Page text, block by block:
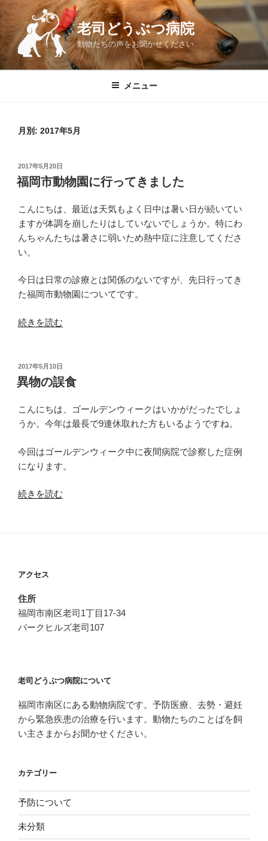
ン
テ
老司どうぶつ病院
動物たちの声をお聞かせください
メニュー
月別: 2017年5月
投
稿
日:
2017年5月20日
福岡市動物園に行ってきました
こんにちは、最近は天気もよく日中は暑い日が続いてい
ますが体調を崩したりはしていないでしょうか。特にわ
んちゃんたちは暑さに弱いため熱中症に注意してくださ
い。
今日は日常の診療とは関係のないですが、先日行ってき
た福岡市動物園についてです。
“福
動
物
に
行
て
き
し
続きを読む
投
稿
日:
2017年5月10日
異物の誤食
こんにちは、ゴールデンウィークはいかがだったでしょ
うか。今年は最長で9連休取れた方もいるようですね。
今回はゴールデンウィーク中に夜間病院で診察した症例
になります。
“異
続きを読む
アクセス
住所
福岡市南区老司1丁目17-34
パークヒルズ老司107
老司どうぶつ病院について
福岡市南区にある動物病院です。予防医療、去勢・避妊
から緊急疾患の治療を行います。動物たちのことばを飼
い主さまからお聞かせください。
カテゴリー
予防について
未分類